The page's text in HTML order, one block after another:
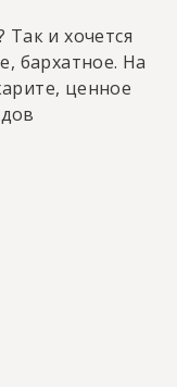
Так и хочется
бархатное. На
ценное